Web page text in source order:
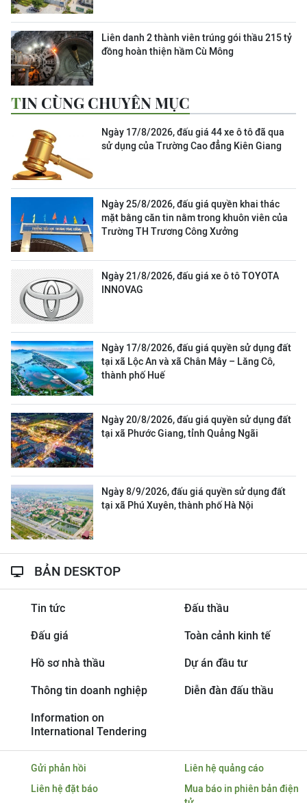
Liên danh 2 thành viên trúng gói thầu 215 tỷ
đồng hoàn thiện hầm Cù Mông
TIN CÙNG CHUYÊN MỤC
Ngày 17/8/2026, đấu giá 44 xe ô tô đã qua
sử dụng của Trường Cao đẳng Kiên Giang
Ngày 25/8/2026, đấu giá quyền khai thác
mặt bằng căn tin nằm trong khuôn viên của
Trường TH Trương Công Xưởng
Ngày 21/8/2026, đấu giá xe ô tô TOYOTA
INNOVAG
Ngày 17/8/2026, đấu giá quyền sử dụng đất
tại xã Lộc An và xã Chân Mây – Lăng Cô,
thành phố Huế
Ngày 20/8/2026, đấu giá quyền sử dụng đất
tại xã Phước Giang, tỉnh Quảng Ngãi
Ngày 8/9/2026, đấu giá quyền sử dụng đất
tại xã Phú Xuyên, thành phố Hà Nội
BẢN DESKTOP
Tin tức Đấu thầu
Đấu giá Toàn cảnh kinh tế
Hồ sơ nhà thầu Dự án đầu tư
Thông tin doanh nghiệp Diễn đàn đấu thầu
Information on
International Tendering
Gửi phản hồi
Liên hệ quảng cáo
Liên hệ đặt báo
Mua báo in phiên bản điện